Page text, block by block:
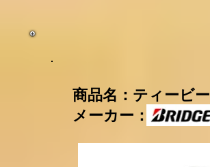
商品名：ティービ
メーカー：